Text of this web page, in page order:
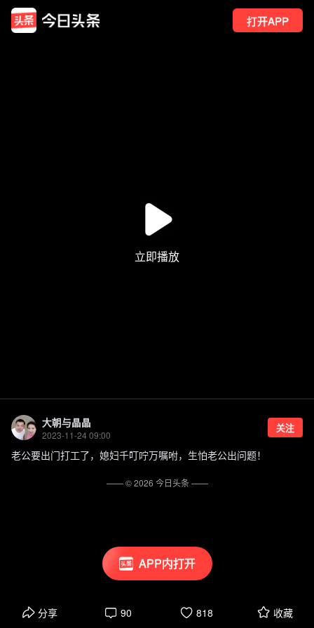
打开APP
APP内打开
大朝与晶晶
2023-11-24 09:00
关注
老公要出门打工了，媳妇千叮咛万嘱咐，生怕老公出问题！
分享 90 818 收藏
—— ©2026 今日头条——